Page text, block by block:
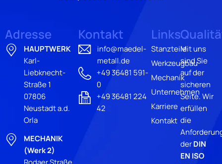
Adresse
HAUPTWERK
Karl-
Liebknecht-
Straße 1
07806
Neustadt a.d.
Orla
MECHANIK
(Werk 2)
Kontakt
info@maedel-
metall.de
+49 36481 591-
0
+49 36481 224
42
Links
Stanzteile
Werkzeugbau
Mechanik
Unternehmen
Karriere
Kontakt
Mit uns
sind Sie
auf der
sicheren
Seite. Wir
erfüllen
die
derDIN
EN ISO